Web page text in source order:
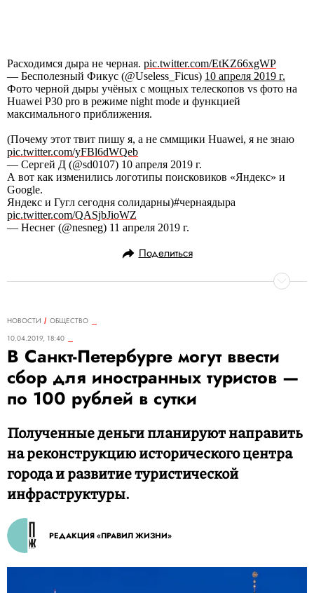
Расходимся дыра не черная. pic.twitter.com/EtKZ66xgWP
— Бесполезный Фикус (@Useless_Ficus) 10 апреля 2019 г.
Фото черной дыры учёных с мощных телескопов vs фото на
Huawei P30 pro в режиме night mode и функцией
максимального приближения.
(Почему этот твит пишу я, а не сммщики Huawei, я не знаю
pic.twitter.com/yFBl6dWQeb
— Сергей Д (@sd0107) 10 апреля 2019 г.
А вот как изменились логотипы поисковиков «Яндекс» и
Google.
Яндекс и Гугл сегодня солидарны)#чернаядыра
pic.twitter.com/QASjbJioWZ
— Неснег (@nesneg) 11 апреля 2019 г.
Поделиться
НОВОСТИ
ОБЩЕСТВО
10.04.2019, 18:40
В Санкт-Петербурге могут ввести
сбор для иностранных туристов —
по 100 рублей в сутки
Полученные деньги планируют направить
на реконструкцию исторического центра
города и развитие туристической
инфраструктуры.
РЕДАКЦИЯ «ПРАВИЛ ЖИЗНИ»